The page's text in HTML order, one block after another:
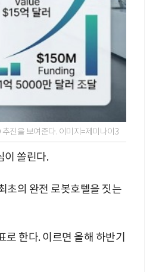
진을 보여준다. 이미지=제미나이3
이 쏠린다.
초의 완전 로봇호텔을 짓는
한다. 이르면 올해 하반기